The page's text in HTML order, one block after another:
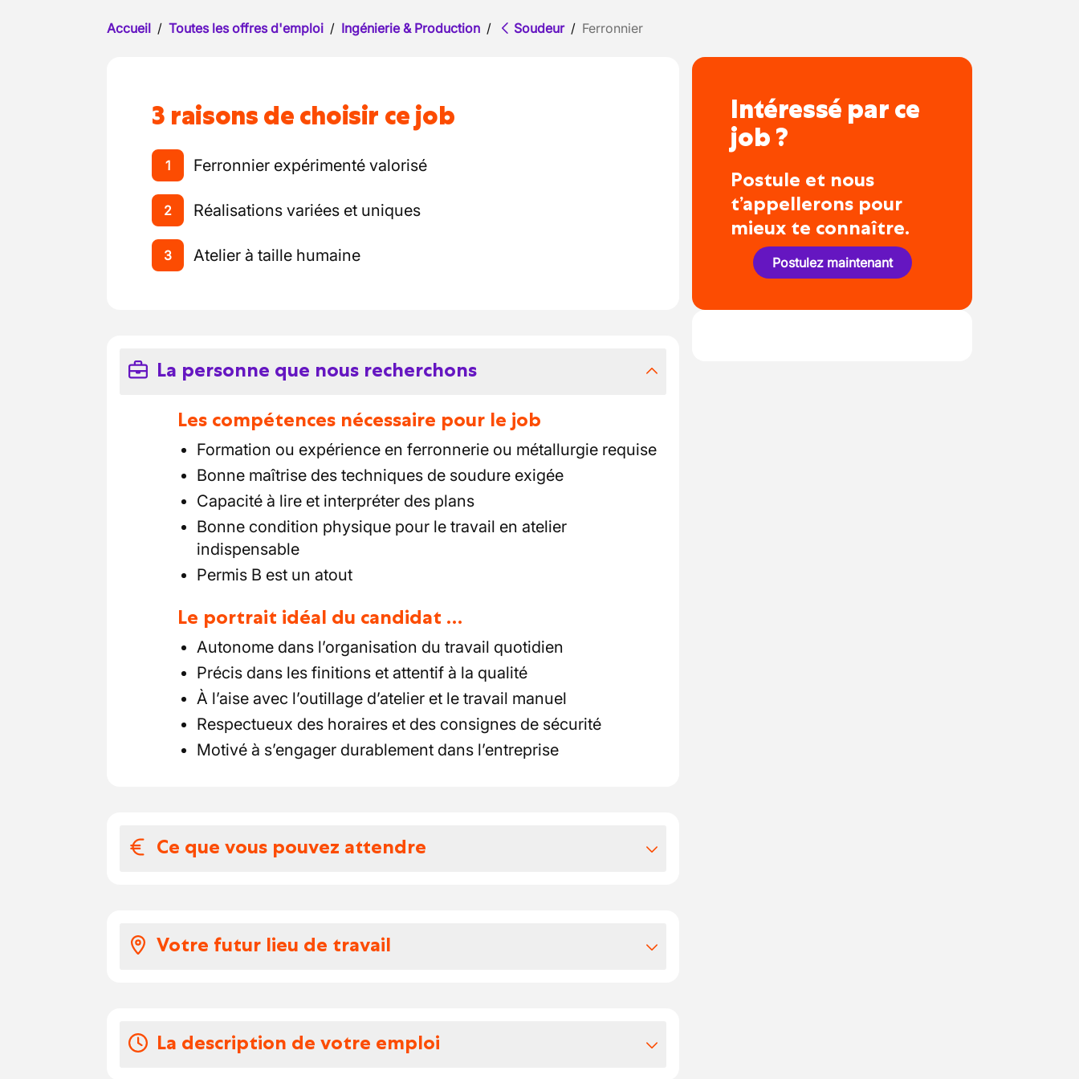
Accueil / Toutes les offres d'emploi / Ingénierie & Production / Soudeur / Ferronnier
3 raisons de choisir ce job
1 Ferronnier expérimenté valorisé
2 Réalisations variées et uniques
3 Atelier à taille humaine
La personne que nous recherchons
Les compétences nécessaire pour le job
Formation ou expérience en ferronnerie ou métallurgie requise
Bonne maîtrise des techniques de soudure exigée
Capacité à lire et interpréter des plans
Bonne condition physique pour le travail en atelier
indispensable
Permis B est un atout
Le portrait idéal du candidat …
Autonome dans l’organisation du travail quotidien
Précis dans les finitions et attentif à la qualité
À l’aise avec l’outillage d’atelier et le travail manuel
Respectueux des horaires et des consignes de sécurité
Motivé à s’engager durablement dans l’entreprise
Ce que vous pouvez attendre
euros par heure.
Vous avez droit à 20 jours de congés légaux.
Votre futur lieu de travail
travail et le souci du détail, avec des réalisations principalement
La description de votre emploi
Intéressé par ce
job ?
Postule et nous
t’appellerons pour
mieux te connaître.
Postulez maintenant